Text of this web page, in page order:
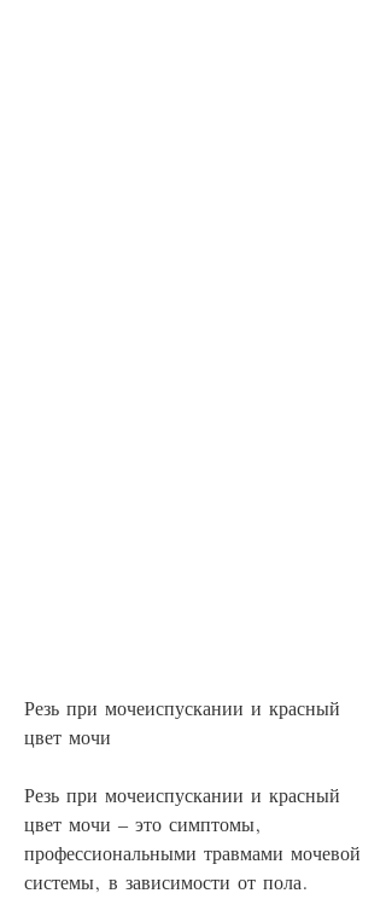
Резь при мочеиспускании и красный
цвет мочи
Резь при мочеиспускании и красный
цвет мочи – это симптомы,
профессиональными травмами мочевой
системы, в зависимости от пола.